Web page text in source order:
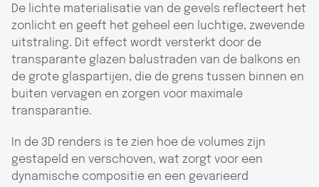
De lichte materialisatie van de gevels reflecteert het
zonlicht en geeft het geheel een luchtige, zwevende
uitstraling. Dit effect wordt versterkt door de
transparante glazen balustraden van de balkons en
de grote glaspartijen, die de grens tussen binnen en
buiten vervagen en zorgen voor maximale
transparantie.
In de 3D renders is te zien hoe de volumes zijn
gestapeld en verschoven, wat zorgt voor een
dynamische compositie en een gevarieerd